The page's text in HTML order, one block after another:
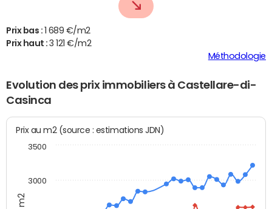
Prix bas :
1 689 €/m2
Prix haut :3 121 €/m2
Méthodologie
Evolution des prix immobiliers à Castellare-di-
Casinca
Prix au m2 (source : estimations JDN)
3000
3500